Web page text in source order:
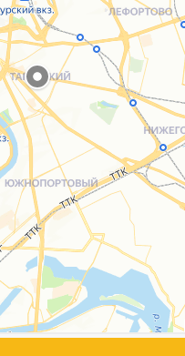
Sospeso wrap +7